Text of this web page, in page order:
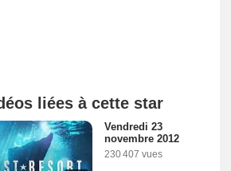
liées à cette star
Vendredi 23
novembre 2012
230 407 vues